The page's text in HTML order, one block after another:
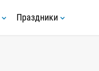
Праздники